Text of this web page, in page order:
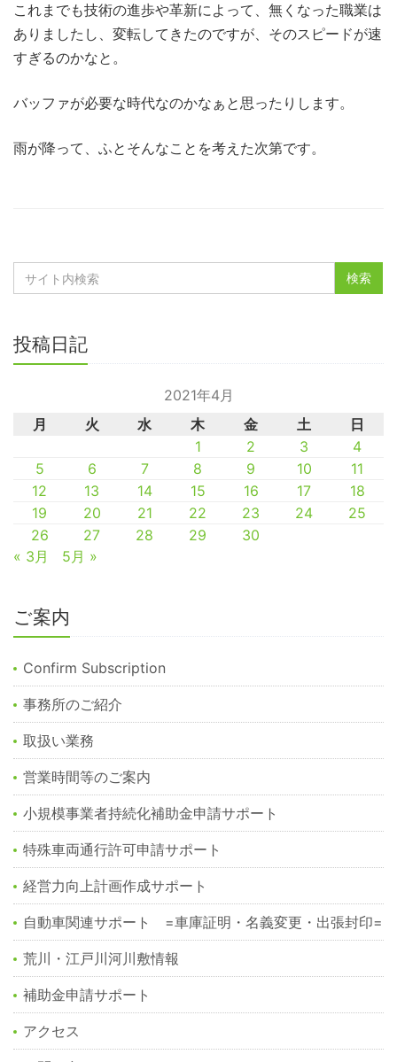
これまでも技術の進歩や革新によって、無くなった職業は
ありましたし、変転してきたのですが、そのスピードが速
すぎるのかなと。
バッファが必要な時代なのかなぁと思ったりします。
雨が降って、ふとそんなことを考えた次第です。
投稿日記
2021年4月
月
火 水 木 金 土
日
1
2 3
4
5
6 7 8 9 10
11
12
13 14 15 16 17
18
19
20 21 22 23 24
25
26
27 28 29
30
« 3月
5月 »
ご案内
Confirm Subscription
事務所のご紹介
取扱い業務
営業時間等のご案内
小規模事業者持続化補助金申請サポート
特殊車両通行許可申請サポート
経営力向上計画作成サポート
自動車関連サポート =車庫証明・名義変更・出張封印=
荒川・江戸川河川敷情報
補助金申請サポート
アクセス